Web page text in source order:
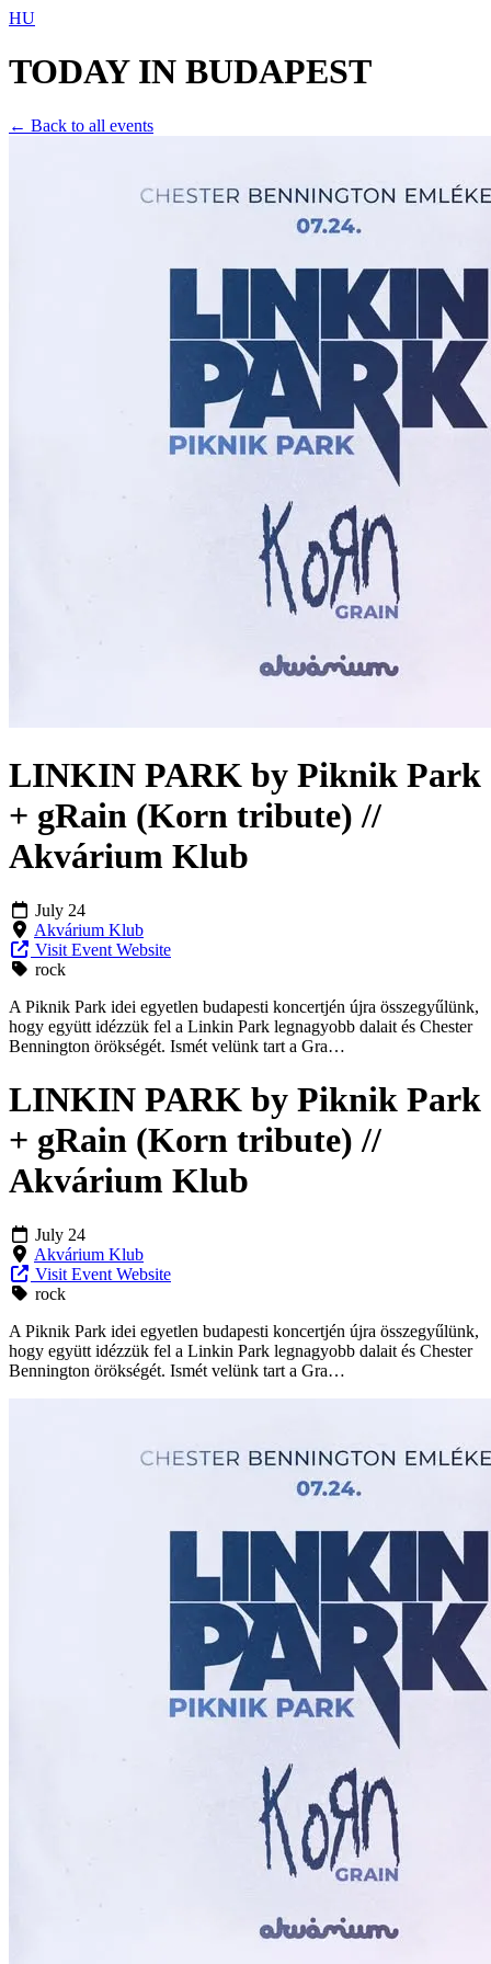
HU
TODAY IN BUDAPEST
← Back to all events
LINKIN PARK by Piknik Park
+ gRain (Korn tribute) //
Akvárium Klub
July 24
Akvárium Klub
Visit Event Website
rock
A Piknik Park idei egyetlen budapesti koncertjén újra összegyűlünk,
hogy együtt idézzük fel a Linkin Park legnagyobb dalait és Chester
Bennington örökségét. Ismét velünk tart a Gra…
LINKIN PARK by Piknik Park
+ gRain (Korn tribute) //
Akvárium Klub
July 24
Akvárium Klub
Visit Event Website
rock
A Piknik Park idei egyetlen budapesti koncertjén újra összegyűlünk,
hogy együtt idézzük fel a Linkin Park legnagyobb dalait és Chester
Bennington örökségét. Ismét velünk tart a Gra…